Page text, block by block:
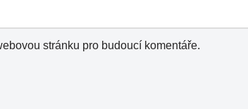
stránku pro budoucí komentáře.